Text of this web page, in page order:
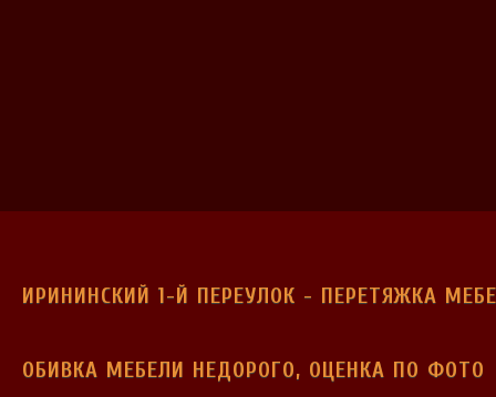
ИРИНИНСКИЙ 1-Й ПЕРЕУЛОК - ПЕРЕТЯЖКА
ОБИВКА МЕБЕЛИ НЕДОРОГО, ОЦЕНКА ПО ФОТО